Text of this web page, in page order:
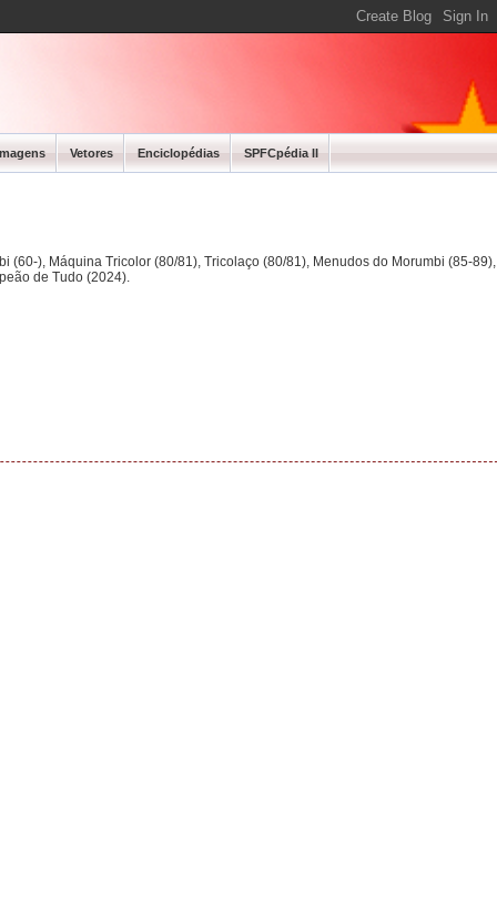
Vetores Enciclopédias SPFCpédia II
), Máquina Tricolor (80/81), Tricolaço (80/81), Menudos do Morumbi (85-
de Tudo (2024).